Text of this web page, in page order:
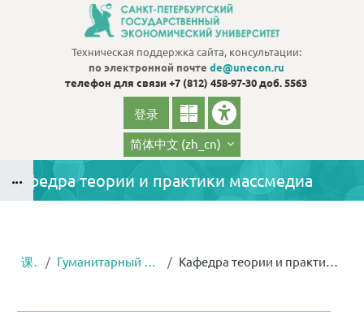
Техническая поддержка сайта, консультации:
по электронной почте de@unecon.ru
телефон для связи+7 (812) 458-97-30 доб. 5563
登录
简体中文 ‎(zh_cn)‎
Кафедра теории и практики массмедиа
课程 Гуманитарный факультет Кафедра теории и практики массмедиа